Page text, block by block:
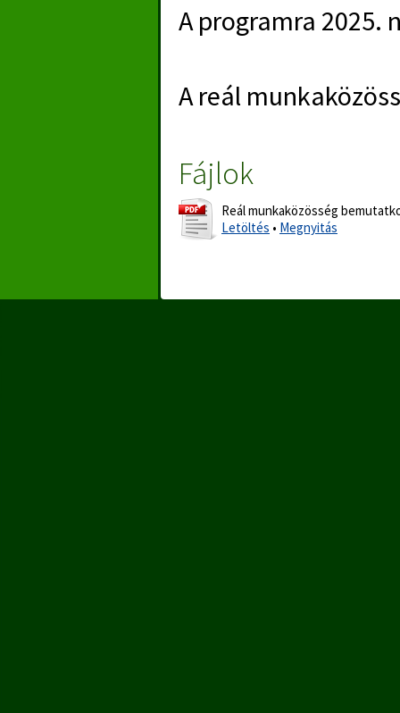
A programra 2025.
A reál
Fájlok
Reál munkaközösség
Letöltés • Megnyitás